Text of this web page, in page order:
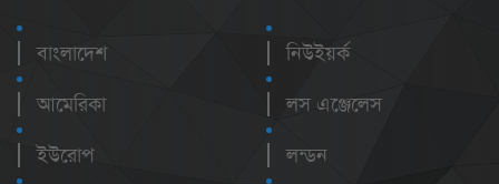
বাংলাদেশ
আমেরিকা
ইউরোপ
নিউইয়র্ক
লস এঞ্জেলেস
লন্ডন